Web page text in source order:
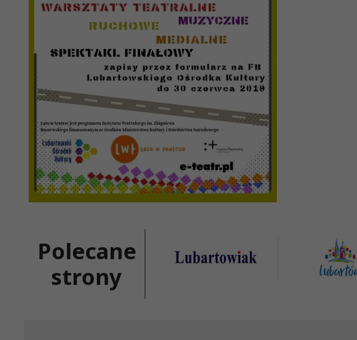
Polecane
strony